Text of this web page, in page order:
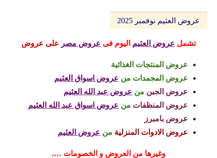
عروض العثيم نوفمبر 2025
تشمل عروض العثيم اليوم فى عروض مصر على عروض
عروض المنتجات الغذائية
عروض المجمدات من عروض اسواق العثيم
عروض الجبن من عروض عبد الله العثيم
عروض المنظفات من عروض اسواق عبد الله العثيم
عروض بامبرز
عروض الادوات المنزلية من عروض العثيم
وغيرها من العروض و الخصومات ….